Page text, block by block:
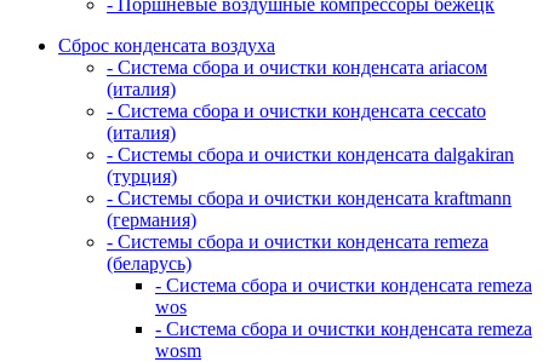
Сброс конденсата воздуха
- Система сбора и очистки конденсата ariacом
(италия)
- Система сбора и очистки конденсата ceccato
(италия)
- Системы сбора и очистки конденсата dalgakiran
(турция)
- Системы сбора и очистки конденсата kraftmann
(германия)
- Системы сбора и очистки конденсата remeza
(беларусь)
- Система сбора и очистки конденсата remeza
wos
- Система сбора и очистки конденсата remeza
wosm